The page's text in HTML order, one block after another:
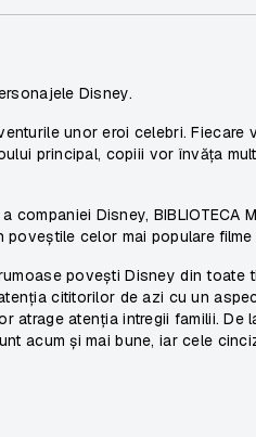
Disney.
unor eroi celebri.
principal, copiii vor învăța
Disney, BIBLIOTECA
celor mai populare filme
povești Disney din toate
cititorilor de azi cu un
atrage atenția intregii familii. De
acum și mai bune, iar cele